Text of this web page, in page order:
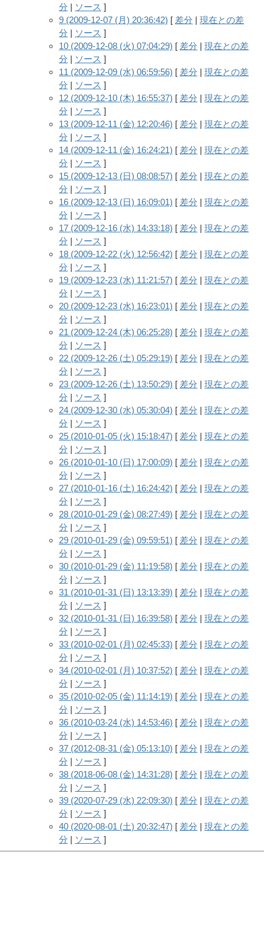
分 | ソース ]
9 (2009-12-07 (月) 20:36:42) [ 差分 | 現在との差
分 | ソース ]
10 (2009-12-08 (火) 07:04:29) [ 差分 | 現在との差
分 | ソース ]
11 (2009-12-09 (水) 06:59:56) [ 差分 | 現在との差
分 | ソース ]
12 (2009-12-10 (木) 16:55:37) [ 差分 | 現在との差
分 | ソース ]
13 (2009-12-11 (金) 12:20:46) [ 差分 | 現在との差
分 | ソース ]
14 (2009-12-11 (金) 16:24:21) [ 差分 | 現在との差
分 | ソース ]
15 (2009-12-13 (日) 08:08:57) [ 差分 | 現在との差
分 | ソース ]
16 (2009-12-13 (日) 16:09:01) [ 差分 | 現在との差
分 | ソース ]
17 (2009-12-16 (水) 14:33:18) [ 差分 | 現在との差
分 | ソース ]
18 (2009-12-22 (火) 12:56:42) [ 差分 | 現在との差
分 | ソース ]
19 (2009-12-23 (水) 11:21:57) [ 差分 | 現在との差
分 | ソース ]
20 (2009-12-23 (水) 16:23:01) [ 差分 | 現在との差
分 | ソース ]
21 (2009-12-24 (木) 06:25:28) [ 差分 | 現在との差
分 | ソース ]
22 (2009-12-26 (土) 05:29:19) [ 差分 | 現在との差
分 | ソース ]
23 (2009-12-26 (土) 13:50:29) [ 差分 | 現在との差
分 | ソース ]
24 (2009-12-30 (水) 05:30:04) [ 差分 | 現在との差
分 | ソース ]
25 (2010-01-05 (火) 15:18:47) [ 差分 | 現在との差
分 | ソース ]
26 (2010-01-10 (日) 17:00:09) [ 差分 | 現在との差
分 | ソース ]
27 (2010-01-16 (土) 16:24:42) [ 差分 | 現在との差
分 | ソース ]
28 (2010-01-29 (金) 08:27:49) [ 差分 | 現在との差
分 | ソース ]
29 (2010-01-29 (金) 09:59:51) [ 差分 | 現在との差
分 | ソース ]
30 (2010-01-29 (金) 11:19:58) [ 差分 | 現在との差
分 | ソース ]
31 (2010-01-31 (日) 13:13:39) [ 差分 | 現在との差
分 | ソース ]
32 (2010-01-31 (日) 16:39:58) [ 差分 | 現在との差
分 | ソース ]
33 (2010-02-01 (月) 02:45:33) [ 差分 | 現在との差
分 | ソース ]
34 (2010-02-01 (月) 10:37:52) [ 差分 | 現在との差
分 | ソース ]
35 (2010-02-05 (金) 11:14:19) [ 差分 | 現在との差
分 | ソース ]
36 (2010-03-24 (水) 14:53:46) [ 差分 | 現在との差
分 | ソース ]
37 (2012-08-31 (金) 05:13:10) [ 差分 | 現在との差
分 | ソース ]
38 (2018-06-08 (金) 14:31:28) [ 差分 | 現在との差
分 | ソース ]
39 (2020-07-29 (水) 22:09:30) [ 差分 | 現在との差
分 | ソース ]
40 (2020-08-01 (土) 20:32:47) [ 差分 | 現在との差
分 | ソース ]